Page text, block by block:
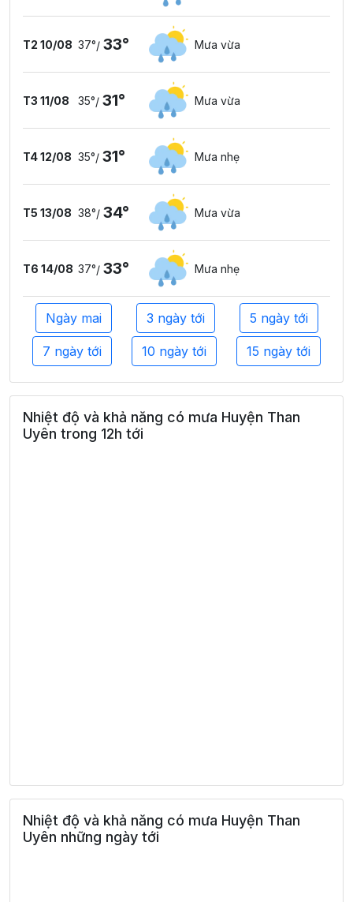
T2 10/08 37°/ 33° Mưa vừa
T3 11/08 35°/ 31° Mưa vừa
T4 12/08 35°/ 31° Mưa nhẹ
T5 13/08 38°/ 34° Mưa vừa
T6 14/08 37°/ 33° Mưa nhẹ
Ngày mai 3 ngày tới 5 ngày tới
7 ngày tới 10 ngày tới 15 ngày tới
Nhiệt độ và khả năng có mưa Huyện Than
Uyên trong 12h tới
Nhiệt độ và khả năng có mưa Huyện Than
Uyên những ngày tới